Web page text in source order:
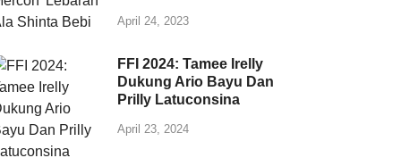
April 24, 2023
FFI 2024: Tamee Irelly
Dukung Ario Bayu Dan
Prilly Latuconsina
April 23, 2024